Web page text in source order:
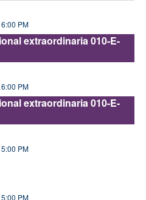
6:00 PM
extraordinaria 010-E-
6:00 PM
extraordinaria 010-E-
5:00 PM
5:00 PM